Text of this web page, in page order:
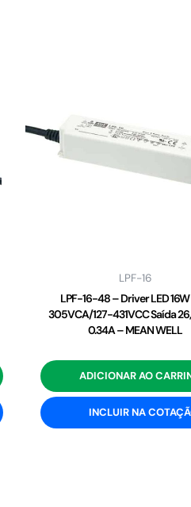
LPF-16
LPF-16-48 – Driver LED
305VCA/127-431VCC Saída
0.34A – MEAN WELL
ADICIONAR AO
INCLUIR NA